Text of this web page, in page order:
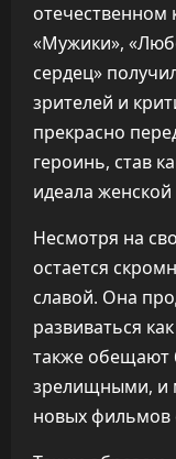
отечественном
«Мужики»,
сердец»
зрителей и
прекрасно
героинь, став
идеала
Несмотря на
остается
славой. Она
развиваться
также обещают
зрелищными, и
новых фильмов